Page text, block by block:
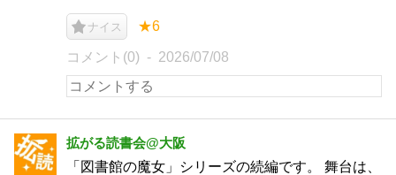
ナイス ★6
コメント(0) 2026/07/08
拡がる読書会@大阪
「図書館の魔女」シリーズの続編です。 舞台は、